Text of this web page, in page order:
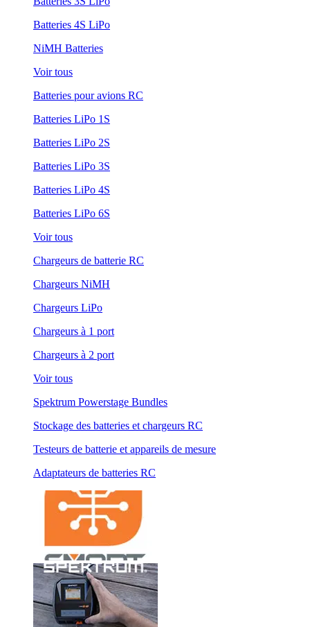
Batteries 4S LiPo
NiMH Batteries
Voir tous
Batteries pour avions RC
Batteries LiPo 1S
Batteries LiPo 2S
Batteries LiPo 3S
Batteries LiPo 4S
Batteries LiPo 6S
Voir tous
Chargeurs de batterie RC
Chargeurs NiMH
Chargeurs LiPo
Chargeurs à 1 port
Chargeurs à 2 port
Voir tous
Spektrum Powerstage Bundles
Stockage des batteries et chargeurs RC
Testeurs de batterie et appareils de mesure
Adaptateurs de batteries RC